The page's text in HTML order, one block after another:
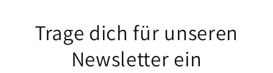
Trage dich für unseren
Newsletter ein